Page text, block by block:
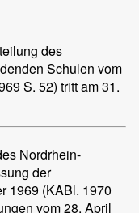
des
Schulen vom
S. 52) tritt am 31.
Nordrhein-
der
1969 (KABl. 1970
vom 28. April